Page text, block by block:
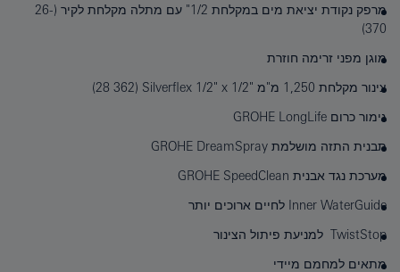
מרפק נקודת יציאת מים במקלחת 1/2" עם מתלה מקלחת לקיר (26-
370)
מוגן מפני זרימה חוזרת
צינור מקלחת 1,250 מ"מ "1/2 x ‏"1/2 ‏Silverflex ‏(‎28 362)
גימור כרום GROHE LongLife
תבנית התזה מושלמת GROHE DreamSpray
מערכת נגד אבנית GROHE SpeedClean
מתאים למחמם מיידי